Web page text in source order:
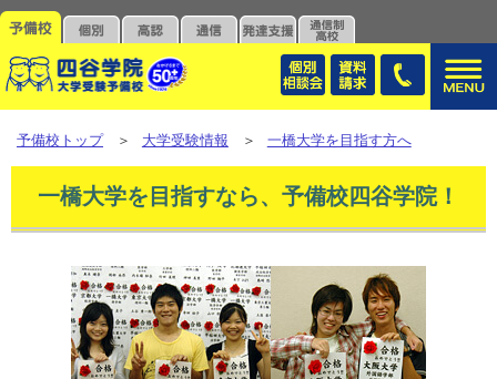
予備校トップ＞大学受験情報＞一橋大学を目指す方へ
一橋大学を目指すなら、予備校四谷学院！